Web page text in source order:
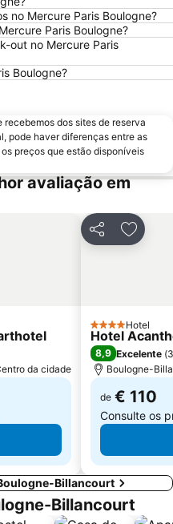
district Vaugirard
district Temple
district Popincourt
commercial International Val d'Europe
Défense
Nation Metro Station
Jardim de Luxemburgo
12th district Reuilly
no Mercure Paris Boulogne?
Paris Boulogne?
out no Mercure Paris
Boulogne?
dos sites de reserva
pode haver diferenças entre as
preços que estão disponíveis
avaliação em
da cidade
Partilhar
4 Estrelas
Hotel
Hotel
8,9 Excelente (
Boulogne-
de € 110
Consulte os
Billancourt
Billancourt